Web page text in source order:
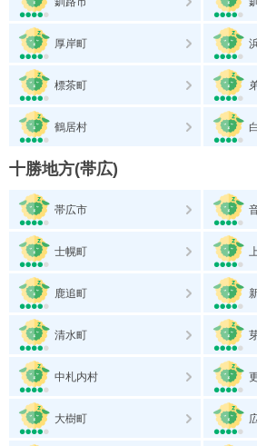
厚岸町
標茶町
鶴居村
十勝地方(帯広)
帯広市
士幌町
鹿追町
清水町
中札内村
大樹町